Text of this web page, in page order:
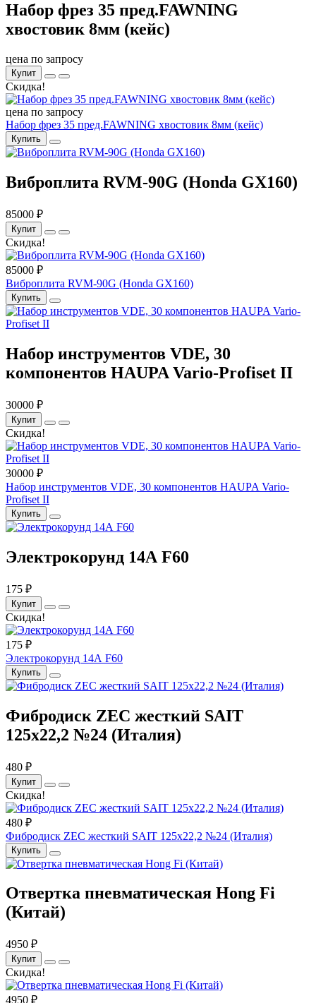
Набор фрез 35 пред.FAWNING
хвостовик 8мм (кейс)
цена по запросу
Купит
Скидка!
цена по запросу
Набор фрез 35 пред.FAWNING хвостовик 8мм (кейс)
Купить
Виброплита RVM-90G (Honda GX160)
85000 ₽
Купит
Скидка!
85000 ₽
Виброплита RVM-90G (Honda GX160)
Купить
Набор инструментов VDE, 30
компонентов HAUPA Vario-Profiset II
30000 ₽
Купит
Скидка!
30000 ₽
Набор инструментов VDE, 30 компонентов HAUPA Vario-
Profiset II
Купить
Электрокорунд 14А F60
175 ₽
Купит
Скидка!
175 ₽
Электрокорунд 14А F60
Купить
Фибродиск ZEC жесткий SAIT
125х22,2 №24 (Италия)
480 ₽
Купит
Скидка!
480 ₽
Фибродиск ZEC жесткий SAIT 125х22,2 №24 (Италия)
Купить
Отвертка пневматическая Hong Fi
(Китай)
4950 ₽
Купит
Скидка!
4950 ₽